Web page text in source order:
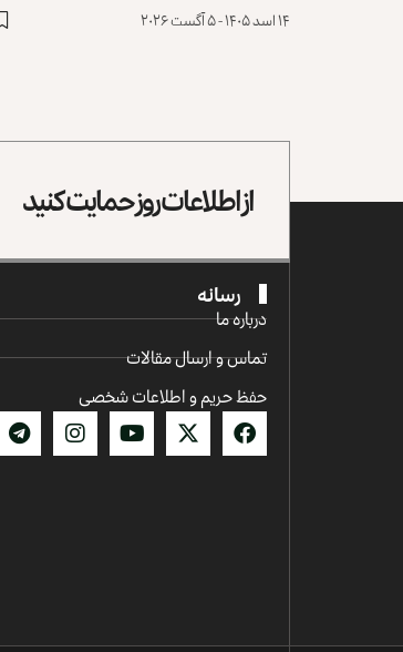
۱۴ اسد ۱۴۰۵ - ۵ آگست ۲۰۲۶
از اطلاعات روز حمایت کنید
رسانه
درباره ما
تماس و ارسال مقالات
حفظ حریم و اطلاعات شخصی